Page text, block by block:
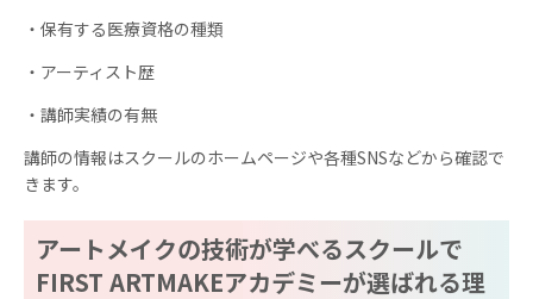
・保有する医療資格の種類
・アーティスト歴
・講師実績の有無
講師の情報はスクールのホームページや各種SNSなどから確認で
きます。
アートメイクの技術が学べるスクールで
FIRST ARTMAKEアカデミーが選ばれる理